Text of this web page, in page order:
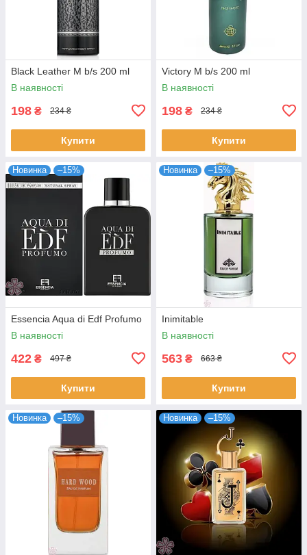
Black Leather M b/s 200 ml
В наявності
198 ₴ 234 ₴
Купити
Victory M b/s 200 ml
В наявності
198 ₴ 234 ₴
Купити
Новинка –15%
Essencia Aqua di Edf Profumo
В наявності
422 ₴ 497 ₴
Купити
Новинка –15%
Inimitable
В наявності
563 ₴ 663 ₴
Купити
Новинка –15% Новинка –15%